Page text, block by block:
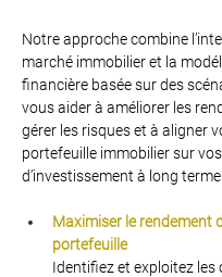
Notre approche combine
marché immobilier et la
financière basée sur des
vous aider à améliorer les
gérer les risques et à aligner
portefeuille immobilier sur
d’investissement à long
Maximiser le rendement
portefeuille
Identifiez et exploitez